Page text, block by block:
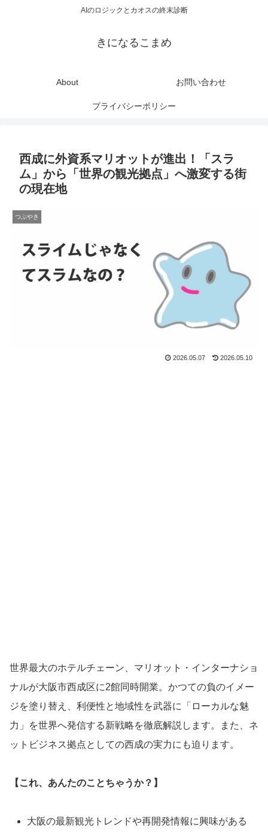
AIのロジックとカオスの終末診断
きになるこまめ
About お問い合わせ
プライバシーポリシー
西成に外資系マリオットが進出！「スラ
ム」から「世界の観光拠点」へ激変する街
の現在地
つぶやき
2026.05.07 2026.05.10
世界最大のホテルチェーン、マリオット・インターナショ
ナルが大阪市西成区に2館同時開業。かつての負のイメー
ジを塗り替え、利便性と地域性を武器に「ローカルな魅
力」を世界へ発信する新戦略を徹底解説します。また、ネ
ットビジネス拠点としての西成の実力にも迫ります。
【これ、あんたのことちゃうか？】
大阪の最新観光トレンドや再開発情報に興味がある